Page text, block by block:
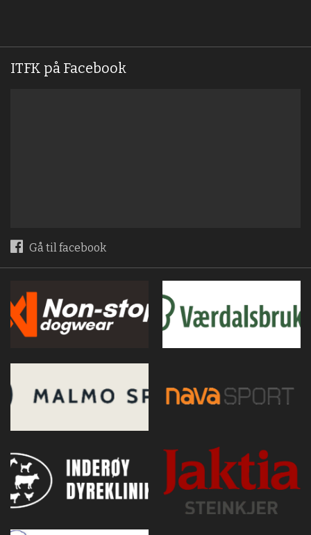
ITFK på Facebook
Gå til facebook